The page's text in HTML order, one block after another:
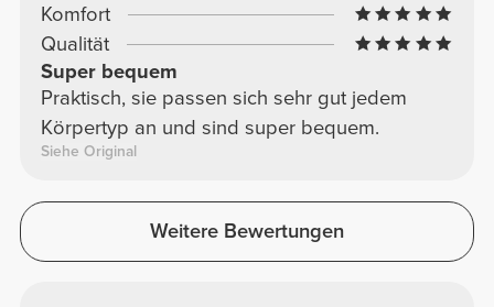
Komfort
Qualität
Super bequem
Praktisch, sie passen sich sehr gut jedem
Körpertyp an und sind super bequem.
Siehe Original
Weitere Bewertungen